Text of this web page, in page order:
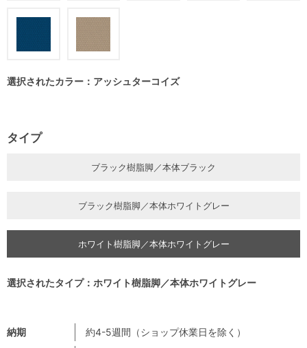
納期
約4-5週間（ショップ休業日を除く）
選択されたカラー：アッシュターコイズ
タイプ
ブラック樹脂脚／本体ブラック
ブラック樹脂脚／本体ホワイトグレー
ホワイト樹脂脚／本体ホワイトグレー
選択されたタイプ：ホワイト樹脂脚／本体ホワイトグレー